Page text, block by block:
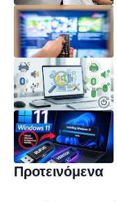
Προτεινόμενα